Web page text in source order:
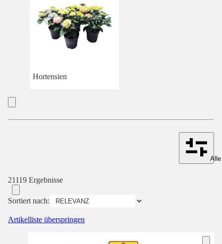
Hortensien
21119 Ergebnisse
Sortiert nach:
Artikelliste überspringen